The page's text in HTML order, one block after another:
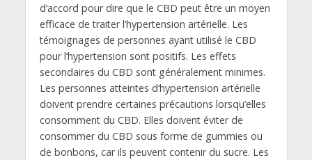
d’accord pour dire que le CBD peut être un moyen
efficace de traiter l’hypertension artérielle. Les
témoignages de personnes ayant utilisé le CBD
pour l’hypertension sont positifs. Les effets
secondaires du CBD sont généralement minimes.
Les personnes atteintes d’hypertension artérielle
doivent prendre certaines précautions lorsqu’elles
consomment du CBD. Elles doivent éviter de
consommer du CBD sous forme de gummies ou
de bonbons, car ils peuvent contenir du sucre. Les